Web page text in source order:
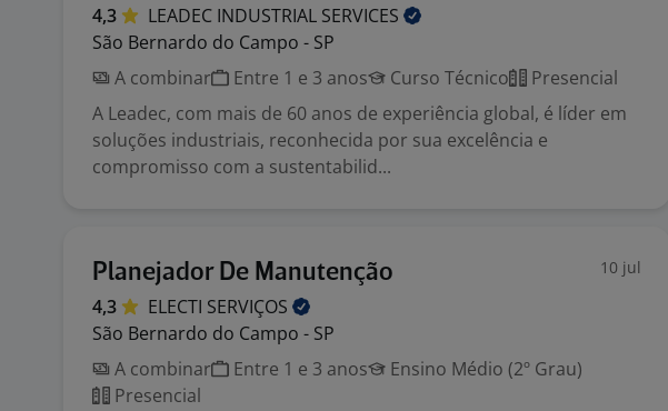
4,3 LEADEC INDUSTRIAL SERVICES
São Bernardo do Campo - SP
A combinar
Entre 1 e 3 anos Curso Técnico
Presencial
A Leadec, com mais de 60 anos de experiência global, é líder em
soluções industriais, reconhecida por sua excelência e
compromisso com a sustentabilid...
Planejador De Manutenção 10 jul
4,3 ELECTI SERVIÇOS
São Bernardo do Campo - SP
A combinar
Entre 1 e 3 anos
Ensino Médio (2º Grau)
Presencial